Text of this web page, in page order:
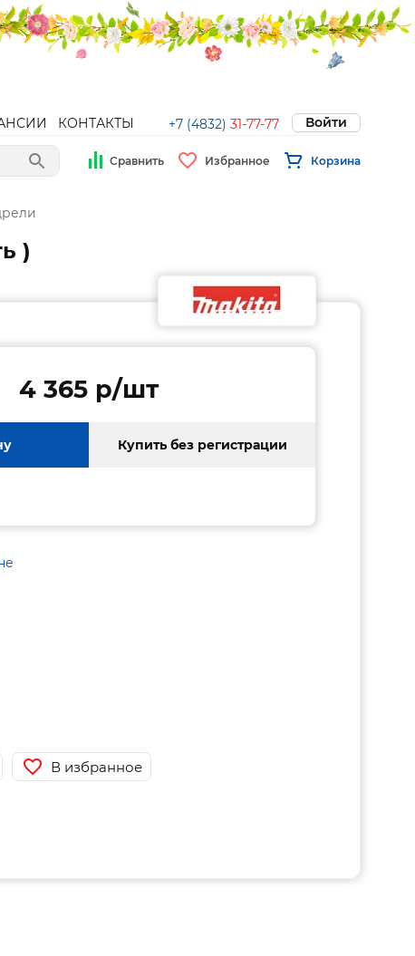
КОНТАКТЫ +7 (4832) 31-77-77 Войти
Сравнить Избранное Корзина
)
4 365 p/шт
Купить без регистрации
В избранное